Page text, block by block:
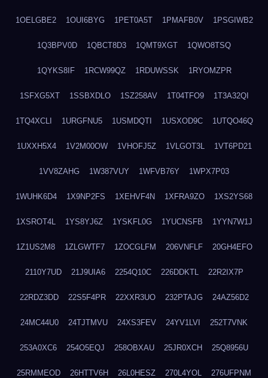
1OELGBE2 1OUI6BYG 1PET0A5T 1PMAFB0V 1PSGIWB2
1Q3BPV0D 1QBCT8D3 1QMT9XGT 1QWO8TSQ
1QYKS8IF 1RCW99QZ 1RDUWSSK 1RYOMZPR
1SFXG5XT 1SSBXDLO 1SZ258AV 1T04TFO9 1T3A32QI
1TQ4XCLI 1URGFNU5 1USMDQTI 1USXOD9C 1UTQO46Q
1UXXH5X4 1V2M00OW 1VHOFJ5Z 1VLGOT3L 1VT6PD21
1VV8ZAHG 1W387VUY 1WFVB76Y 1WPX7P03
1WUHK6D4 1X9NP2FS 1XEHVF4N 1XFRA9ZO 1XS2YS68
1XSROT4L 1YS8YJ6Z 1YSKFL0G 1YUCNSFB 1YYN7W1J
1Z1US2M8 1ZLGWTF7 1ZOCGLFM 206VNFLF 20GH4EFO
2110Y7UD 21J9UIA6 2254Q10C 226DDKTL 22R2IX7P
22RDZ3DD 22S5F4PR 22XXR3UO 232PTAJG 24AZ56D2
24MC44U0 24TJTMVU 24XS3FEV 24YV1LVI 252T7VNK
253A0XC6 254O5EQJ 258OBXAU 25JR0XCH 25Q8956U
25RMMEOD 26HTTV6H 26L0HESZ 270L4YOL 276UFPNM